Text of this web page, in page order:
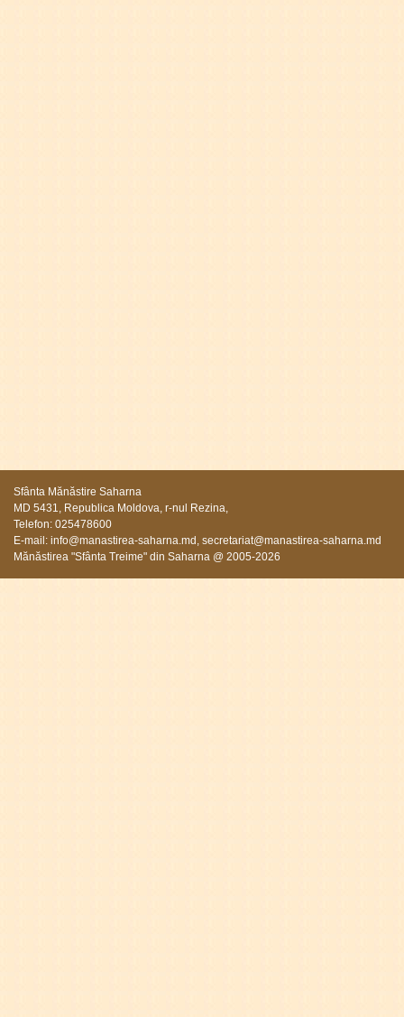
Sfânta Mănăstire Saharna
MD 5431, Republica Moldova, r-nul Rezina,
Telefon: 025478600
E-mail: info@manastirea-saharna.md , secretariat@manastirea-saharna.md
Mănăstirea "Sfânta Treime" din Saharna @ 2005-2026